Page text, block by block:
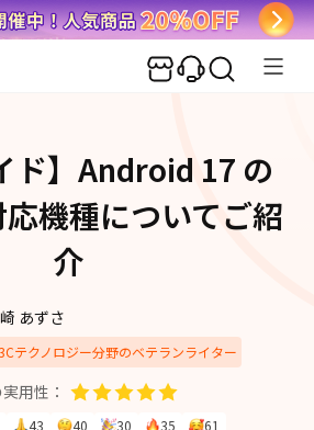
ド】Android 17 の
機種についてご紹
介
あずさ
テクノロジー分野のベテランライター
用性：
43 40 30 35 61